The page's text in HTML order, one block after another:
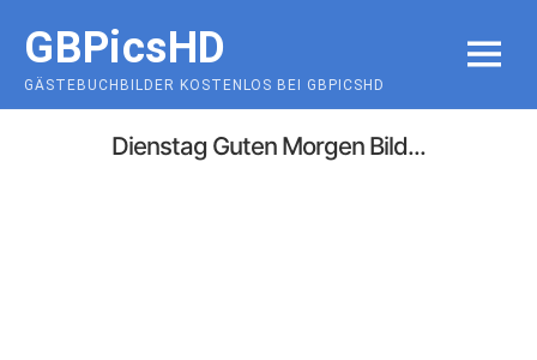
content
GBPicsHD
GÄSTEBUCHBILDER KOSTENLOS BEI GBPICSHD
MENU
Dienstag Guten Morgen Bild...